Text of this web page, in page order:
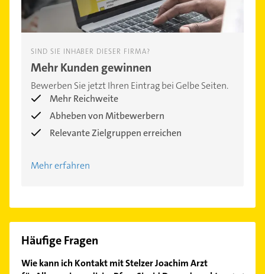
SIND SIE INHABER DIESER FIRMA?
Mehr Kunden gewinnen
Bewerben Sie jetzt Ihren Eintrag bei Gelbe Seiten.
Mehr Reichweite
Abheben von Mitbewerbern
Relevante Zielgruppen erreichen
Mehr erfahren
Häufige Fragen
Wie kann ich Kontakt mit Stelzer Joachim Arzt